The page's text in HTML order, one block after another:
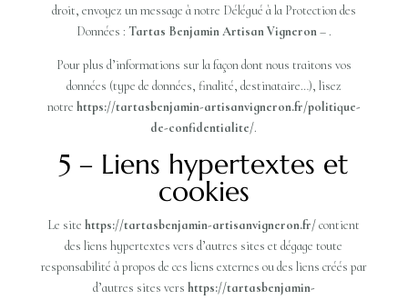
droit, envoyez un message à notre Délégué à la Protection des
Données : Tartas Benjamin Artisan Vigneron– .
Pour plus d’informations sur la façon dont nous traitons vos
données (type de données, finalité, destinataire…), lisez
notre https://tartasbenjamin-artisanvigneron.fr/politique-
de-confidentialite/.
5 – Liens hypertextes et
cookies
Le sitehttps://tartasbenjamin-artisanvigneron.fr/contient
des liens hypertextes vers d’autres sites et dégage toute
responsabilité à propos de ces liens externes ou des liens créés par
d’autres sites vers https://tartasbenjamin-